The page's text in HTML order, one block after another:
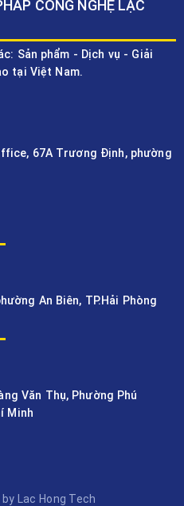
CÔNG NGHỆ LẠC
Sản phẩm - Dịch vụ - Giải
tại Việt Nam.
67A Trương Định, phường
An Biên, TP.Hải Phòng
Văn Thụ, Phường Phú
Minh
Lac Hong Tech